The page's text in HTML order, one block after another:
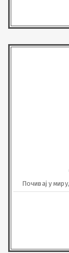
Почивај у